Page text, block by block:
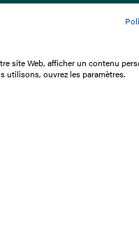
les courses
site Web, afficher un contenu
utilisons, ouvrez les paramètres.